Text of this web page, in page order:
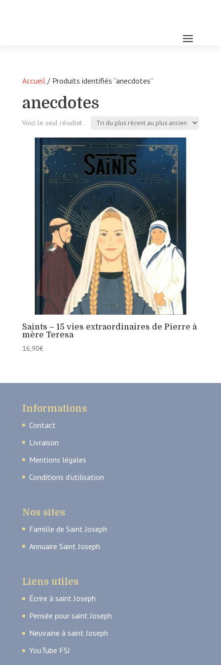
Accueil/ Produits identifiés “anecdotes”
anecdotes
Voici le seul résultat
Saints – 15 vies extraordinaires de Pierre à
mère Teresa
16,90€
Informations
Contact
Livraison
Mentions légales
Conditions d’utilisation
Nos sites
Famille de Saint Joseph
Annuaire Saint Joseph
Liens utiles
Écrire à saint Joseph
Pensée pour saint Joseph
Neuvaine à saint Joseph
YouTube FSJ